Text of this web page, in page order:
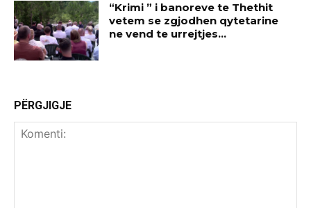
“Krimi ” i banoreve te Thethit
vetem se zgjodhen qytetarine
ne vend te urrejtjes…
PËRGJIGJE